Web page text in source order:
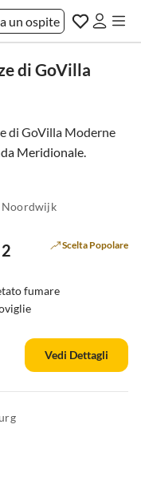
un ospite
di GoVilla
di GoVilla Moderne
Meridionale.
Noordwijk
Scelta Popolare
fumare
Vedi Dettagli